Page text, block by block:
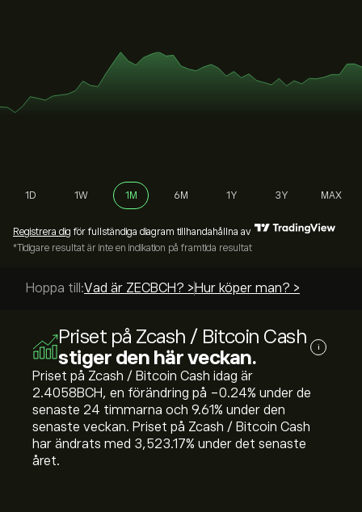
1D 1W 1M 6M 1Y 3Y MAX
Registrera dig för fullständiga diagram tillhandahållna av
*Tidigare resultat är inte en indikation på framtida resultat
Hoppa till:Vad är ZECBCH? > Hur köper man? >
Priset på Zcash / Bitcoin Cash
stiger den här veckan.
i
Priset på Zcash / Bitcoin Cash idag är
2.4058‎BCH‎, en förändring på ‎-0.24‎% under de
senaste 24 timmarna och ‎9.61‎% under den
senaste veckan. Priset på Zcash / Bitcoin Cash
har ändrats med ‎3,523.17‎% under det senaste
året.